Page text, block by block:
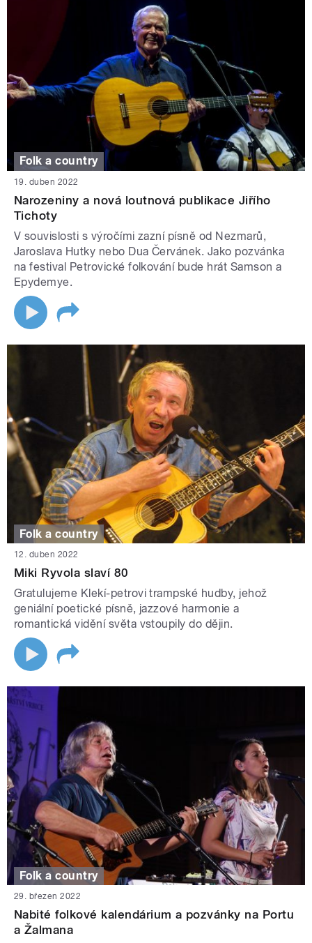
Folk a country
19. duben 2022
Narozeniny a nová loutnová publikace Jiřího
Tichoty
V souvislosti s výročími zazní písně od Nezmarů,
Jaroslava Hutky nebo Dua Červánek. Jako pozvánka
na festival Petrovické folkování bude hrát Samson a
Epydemye.
Folk a country
12. duben 2022
Miki Ryvola slaví 80
Gratulujeme Klekí-petrovi trampské hudby, jehož
geniální poetické písně, jazzové harmonie a
romantická vidění světa vstoupily do dějin.
Folk a country
29. březen 2022
Nabité folkové kalendárium a pozvánky na Portu
a Žalmana